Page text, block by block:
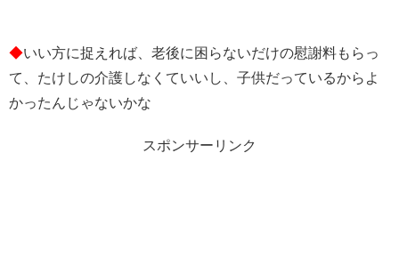
◆いい方に捉えれば、老後に困らないだけの慰謝料もらっ
て、たけしの介護しなくていいし、子供だっているからよ
かったんじゃないかな
スポンサーリンク